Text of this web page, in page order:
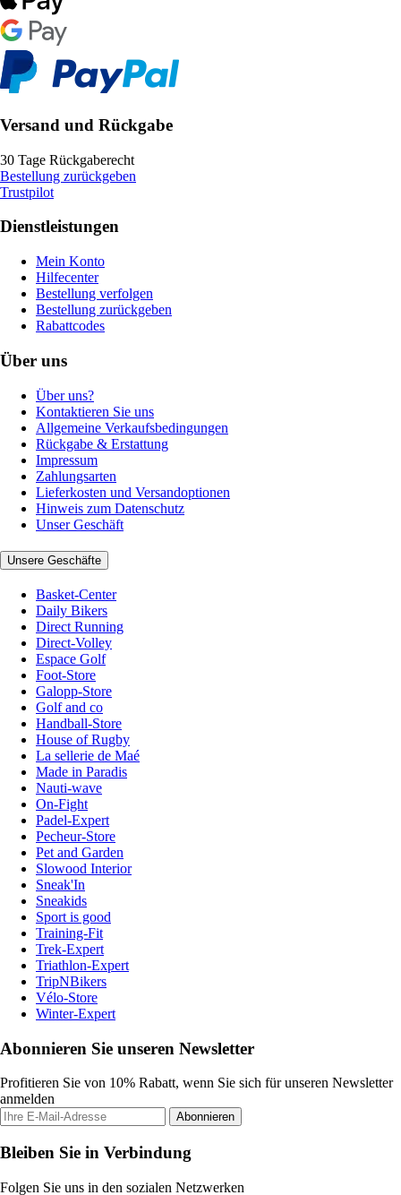
Versand und Rückgabe
30 Tage Rückgaberecht
Bestellung zurückgeben
Trustpilot
Dienstleistungen
Mein Konto
Hilfecenter
Bestellung verfolgen
Bestellung zurückgeben
Rabattcodes
Über uns
Über uns?
Kontaktieren Sie uns
Allgemeine Verkaufsbedingungen
Rückgabe & Erstattung
Impressum
Zahlungsarten
Lieferkosten und Versandoptionen
Hinweis zum Datenschutz
Unser Geschäft
Unsere Geschäfte
Basket-Center
Daily Bikers
Direct Running
Direct-Volley
Espace Golf
Foot-Store
Galopp-Store
Golf and co
Handball-Store
House of Rugby
La sellerie de Maé
Made in Paradis
Nauti-wave
On-Fight
Padel-Expert
Pecheur-Store
Pet and Garden
Slowood Interior
Sneak'In
Sneakids
Sport is good
Training-Fit
Trek-Expert
Triathlon-Expert
TripNBikers
Vélo-Store
Winter-Expert
Abonnieren Sie unseren Newsletter
Profitieren Sie von 10% Rabatt, wenn Sie sich für unseren Newsletter
anmelden
Abonnieren
Bleiben Sie in Verbindung
Folgen Sie uns in den sozialen Netzwerken